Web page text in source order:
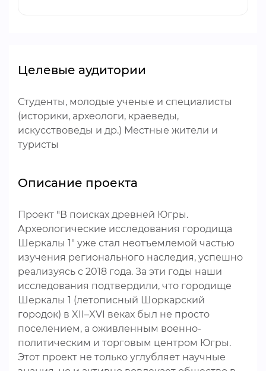
Целевые аудитории
Студенты, молодые ученые и специалисты
(историки, археологи, краеведы,
искусствоведы и др.) Местные жители и
туристы
Описание проекта
Проект "В поисках древней Югры.
Археологические исследования городища
Шеркалы 1" уже стал неотъемлемой частью
изучения регионального наследия, успешно
реализуясь с 2018 года. За эти годы наши
исследования подтвердили, что городище
Шеркалы 1 (летописный Шоркарский
городок) в XII–XVI веках был не просто
поселением, а оживленным военно-
политическим и торговым центром Югры.
Этот проект не только углубляет научные